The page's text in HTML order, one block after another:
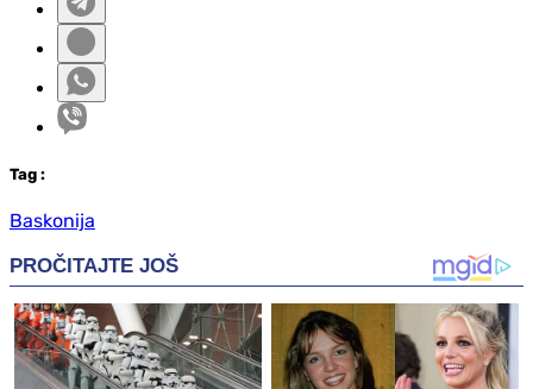
Tag :
Baskonija